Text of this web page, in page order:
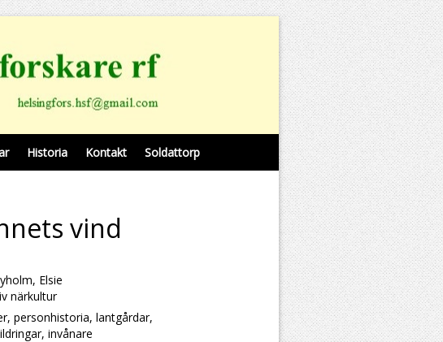
Historia Kontakt Soldattorp
vind
Elsie
närkultur
personhistoria, lantgårdar,
invånare